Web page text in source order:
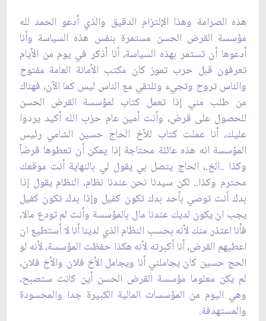
هذه الصرامة وهذا الإلتزام الدقيق والذي أدعو الحمد لله
مؤسسة القرض الحسن مستمرة بنفس هذه ‏السياسة وأنا
أدعوها أن تستمر بهذه السياسة، أنا أذكر في يوم من الأيام
تعرفون قبل حرب تموز ‏كان مكتب الأمانة العامة مفتوح
والناس تروح وتجيء ونلتقي مع الناس ليس كما الآن، فهناك
من ‏طلب مني إذا تعمل كتاب لمؤسسة القرض الحسن
للحصول على قرض، وأنت أمين عام حزب الله ‏أكيد يردوا
عليك، أنا عملت كتاب للأخ الحاج حسين الشامي رئيس
المؤسسة انه هذه عائلة محتاجة ‏إذا يمكن أن تعطوها قرضاً
وكذا ..الخ.، الحاج يتصل بي يقول لي بالنهاية أنت موقعك
محترم وكذا.. لكن سيدنا نحن عندنا نظام، النظام يقول ‏إذا
بدك أنت توصي بأحد بدك تكون كفيل وإذا بدك تكون كفيل
يجب ان يكون لديك عندنا مال ‏بالمؤسسة وأنت لم تودع مالا،
فأنا اعتذر منك لأنه بحسب النظام الذي لدينا أنا لا أستطيع ان
اعطيهم القرض، أنا أكبرته لأنه هكذا حفظت المؤسسة، لأنه لو
الحج حسين كان يجاملني أنا ويجامل الأخ فلان والأخ ‏فلان،
لم يكن معلوما مؤسسة القرض الحسن أين كانت ستصبح،
وهي اليوم من ‏المؤسسات المالية الكبيرة جدا والمحسودة
والمستهدفة.‏